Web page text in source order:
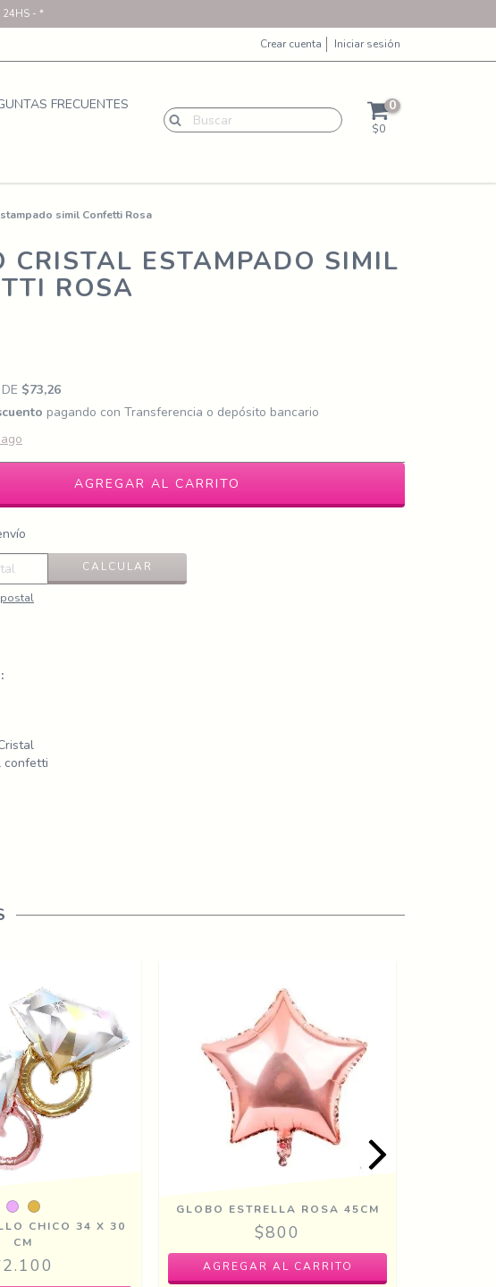
24HS - *
Crear cuenta Iniciar sesión
FRECUENTES 0
$0
simil Confetti Rosa
CRISTAL ESTAMPADO SIMIL
ROSA
$73,26
pagando con Transferencia o depósito bancario
CP:
CALCULAR
confetti
CHICO 34 X 30
CM
GLOBO ESTRELLA ROSA 45CM
$800